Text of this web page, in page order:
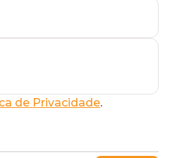
de Privacidade.